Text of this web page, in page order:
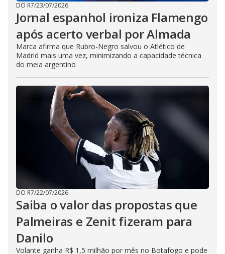
DO R7/23/07/2026
Jornal espanhol ironiza Flamengo
após acerto verbal por Almada
Marca afirma que Rubro-Negro salvou o Atlético de
Madrid mais uma vez, minimizando a capacidade técnica
do meia argentino
DO R7/22/07/2026
Saiba o valor das propostas que
Palmeiras e Zenit fizeram para
Danilo
Volante ganha R$ 1,5 milhão por mês no Botafogo e pode